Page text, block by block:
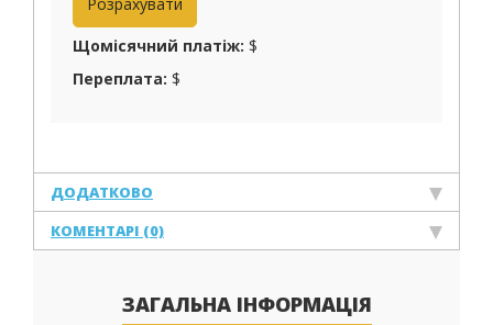
Щомісячний платіж: $
Переплата: $
ДОДАТКОВО
КОМЕНТАРІ (0)
ЗАГАЛЬНА ІНФОРМАЦІЯ